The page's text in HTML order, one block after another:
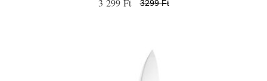
3 299 Ft 3299 Ft